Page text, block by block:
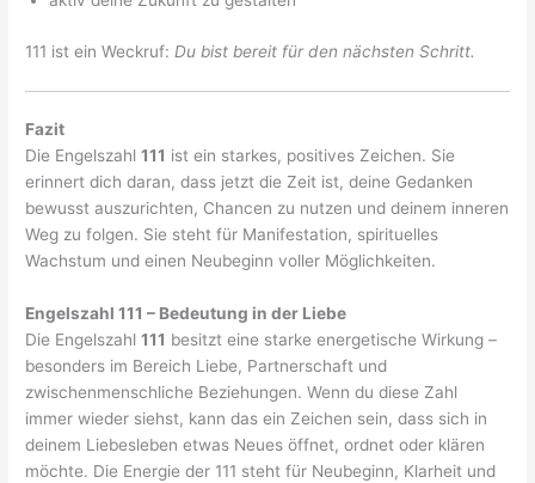
111 ist ein Weckruf: Du bist bereit für den nächsten Schritt.
Fazit
Die Engelszahl111 ist ein starkes, positives Zeichen. Sie
erinnert dich daran, dass jetzt die Zeit ist, deine Gedanken
bewusst auszurichten, Chancen zu nutzen und deinem inneren
Weg zu folgen. Sie steht für Manifestation, spirituelles
Wachstum und einen Neubeginn voller Möglichkeiten.
Engelszahl 111 – Bedeutung in der Liebe
Die Engelszahl111 besitzt eine starke energetische Wirkung –
besonders im Bereich Liebe, Partnerschaft und
zwischenmenschliche Beziehungen. Wenn du diese Zahl
immer wieder siehst, kann das ein Zeichen sein, dass sich in
deinem Liebesleben etwas Neues öffnet, ordnet oder klären
möchte. Die Energie der 111 steht für Neubeginn, Klarheit und